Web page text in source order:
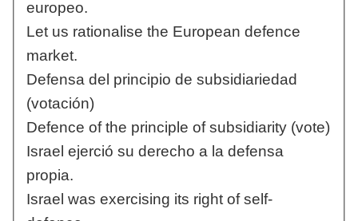
europeo.
Let us rationalise the European defence
market.
Defensa del principio de subsidiariedad
(votación)
Defence of the principle of subsidiarity (vote)
Israel ejerció su derecho a la defensa
propia.
Israel was exercising its right of self-